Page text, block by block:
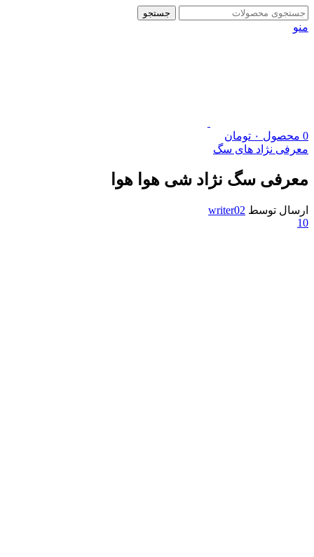
جستجو
منو
0 محصول ۰ تومان
معرفی نژاد های سگ
معرفی سگ نژاد شی هوا هوا
ارسال توسط writer02
10